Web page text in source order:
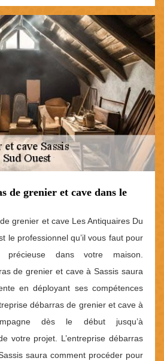
de grenier et cave dans le
grenier et cave Les Antiquaires Du
le professionnel qu’il vous faut pour
dans votre maison.
de grenier et cave à Sassis saura
en déployant ses compétences
débarras de grenier et cave à
dès le début jusqu’à
votre projet. L’entreprise débarras
saura comment procéder pour